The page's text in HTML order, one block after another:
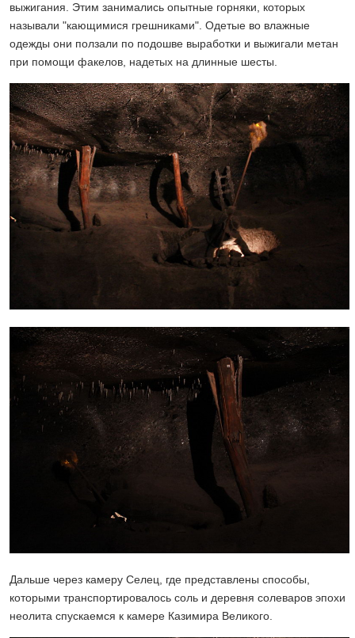
выжигания. Этим занимались опытные горняки, которых
называли "кающимися грешниками". Одетые во влажные
одежды они ползали по подошве выработки и выжигали метан
при помощи факелов, надетых на длинные шесты.
Дальше через камеру Селец, где представлены способы,
которыми транспортировалось соль и деревня солеваров эпохи
неолита спускаемся к камере Казимира Великого.